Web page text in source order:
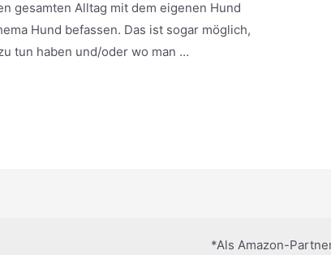
gesamten Alltag mit dem eigenen Hund
Hund befassen. Das ist sogar möglich,
tun haben und/oder wo man …
*Als Amazon-